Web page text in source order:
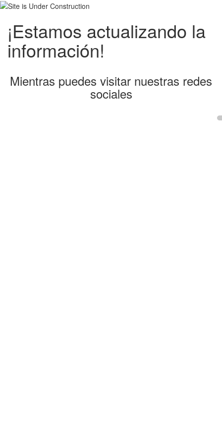
¡Estamos actualizando la
información!
Mientras puedes visitar nuestras redes
sociales